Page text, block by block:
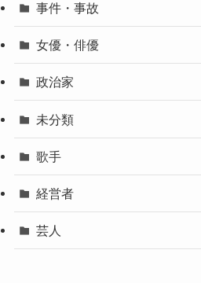
事件・事故
女優・俳優
政治家
未分類
歌手
経営者
芸人